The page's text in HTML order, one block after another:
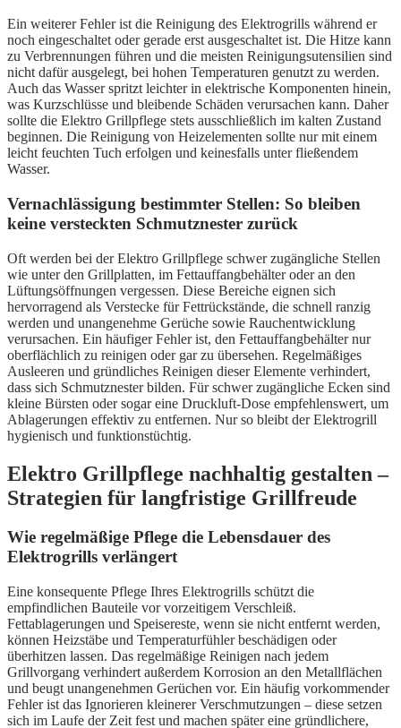
Ein weiterer Fehler ist die Reinigung des Elektrogrills während er
noch eingeschaltet oder gerade erst ausgeschaltet ist. Die Hitze kann
zu Verbrennungen führen und die meisten Reinigungsutensilien sind
nicht dafür ausgelegt, bei hohen Temperaturen genutzt zu werden.
Auch das Wasser spritzt leichter in elektrische Komponenten hinein,
was Kurzschlüsse und bleibende Schäden verursachen kann. Daher
sollte die Elektro Grillpflege stets ausschließlich im kalten Zustand
beginnen. Die Reinigung von Heizelementen sollte nur mit einem
leicht feuchten Tuch erfolgen und keinesfalls unter fließendem
Wasser.
Vernachlässigung bestimmter Stellen: So bleiben
keine versteckten Schmutznester zurück
Oft werden bei der Elektro Grillpflege schwer zugängliche Stellen
wie unter den Grillplatten, im Fettauffangbehälter oder an den
Lüftungsöffnungen vergessen. Diese Bereiche eignen sich
hervorragend als Verstecke für Fettrückstände, die schnell ranzig
werden und unangenehme Gerüche sowie Rauchentwicklung
verursachen. Ein häufiger Fehler ist, den Fettauffangbehälter nur
oberflächlich zu reinigen oder gar zu übersehen. Regelmäßiges
Ausleeren und gründliches Reinigen dieser Elemente verhindert,
dass sich Schmutznester bilden. Für schwer zugängliche Ecken sind
kleine Bürsten oder sogar eine Druckluft-Dose empfehlenswert, um
Ablagerungen effektiv zu entfernen. Nur so bleibt der Elektrogrill
hygienisch und funktionstüchtig.
Elektro Grillpflege nachhaltig gestalten –
Strategien für langfristige Grillfreude
Wie regelmäßige Pflege die Lebensdauer des
Elektrogrills verlängert
Eine konsequente Pflege Ihres Elektrogrills schützt die
empfindlichen Bauteile vor vorzeitigem Verschleiß.
Fettablagerungen und Speisereste, wenn sie nicht entfernt werden,
können Heizstäbe und Temperaturfühler beschädigen oder
überhitzen lassen. Das regelmäßige Reinigen nach jedem
Grillvorgang verhindert außerdem Korrosion an den Metallflächen
und beugt unangenehmen Gerüchen vor. Ein häufig vorkommender
Fehler ist das Ignorieren kleinerer Verschmutzungen – diese setzen
sich im Laufe der Zeit fest und machen später eine gründlichere,